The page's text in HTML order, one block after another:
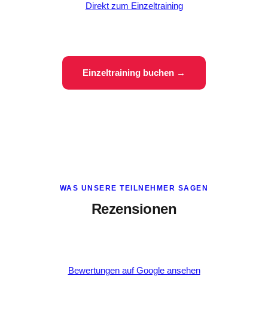
Direkt zum Einzeltraining
Einzeltraining buchen →
WAS UNSERE TEILNEHMER SAGEN
Rezensionen
Bewertungen auf Google ansehen